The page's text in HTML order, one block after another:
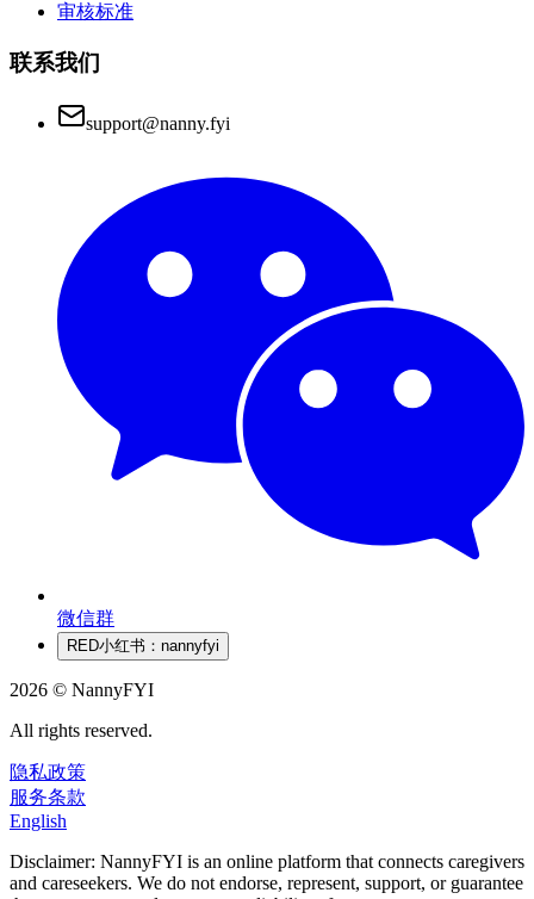
审核标准
联系我们
support@nanny.fyi
微信群
RED小红书：nannyfyi
2026 © NannyFYI
All rights reserved.
隐私政策
服务条款
English
Disclaimer: NannyFYI is an online platform that connects caregivers
and careseekers. We do not endorse, represent, support, or guarantee